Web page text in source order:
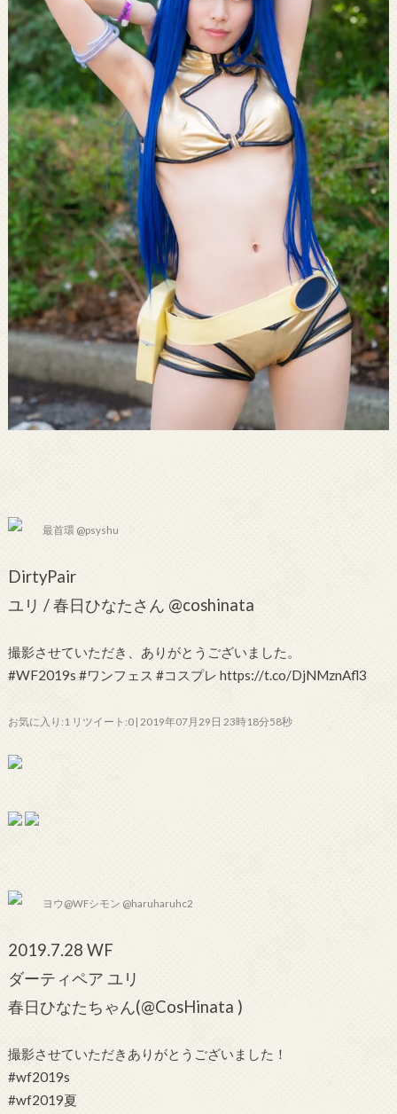
最首環 @psyshu
DirtyPair
ユリ / 春日ひなたさん @coshinata
撮影させていただき、ありがとうございました。
#WF2019s #ワンフェス #コスプレ https://t.co/DjNMznAfl3
お気に入り:1 リツイート:0 | 2019年07月29日 23時18分58秒
ヨウ@WFシモン @haruharuhc2
2019.7.28 WF
ダーティペア ユリ
春日ひなたちゃん(@CosHinata )
撮影させていただきありがとうございました！
#wf2019s
#wf2019夏